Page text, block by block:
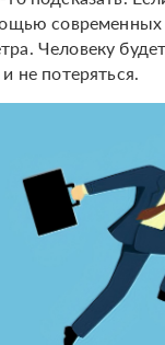
Человеку
не потеряться.